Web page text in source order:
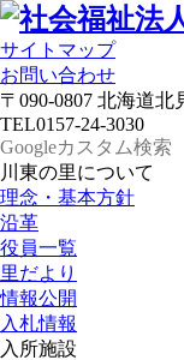
サイトマップ
お問い合わせ
〒090-0807 北海道北
TEL0157-24-3030
川東の里について
理念・基本方針
沿革
役員一覧
里だより
情報公開
入札情報
入所施設